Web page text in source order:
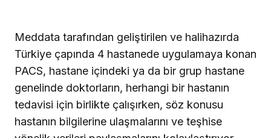
Meddata tarafından geliştirilen ve halihazırda
Türkiye çapında 4 hastanede uygulamaya konan
PACS, hastane içindeki ya da bir grup hastane
genelinde doktorların, herhangi bir hastanın
tedavisi için birlikte çalışırken, söz konusu
hastanın bilgilerine ulaşmalarını ve teşhise